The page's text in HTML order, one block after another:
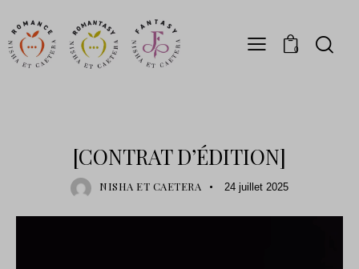
0
[CONTRAT D’ÉDITION]
NISHA ET CAETERA 24 juillet 2025